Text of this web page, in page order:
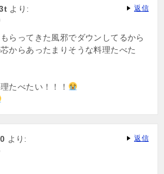
より:
らってきた風邪でダウンしてるから
からあったまりそうな料理たべた
たべたい！！！
返信
より: 返信